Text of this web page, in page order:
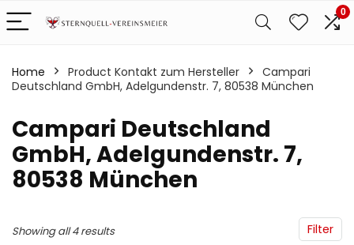
0
Home Product Kontakt zum Hersteller
‎Campari
Deutschland GmbH, Adelgundenstr. 7, 80538 München
‎Campari Deutschland
GmbH, Adelgundenstr. 7,
80538 München
Filter
Showing all 4 results